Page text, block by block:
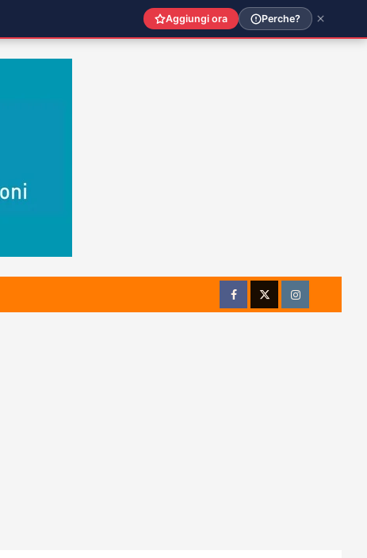
FacebookTwitterInstagram
Aggiungi ora Perche?